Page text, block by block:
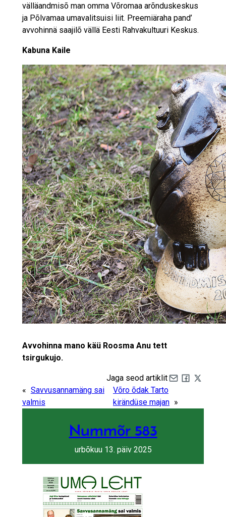
välläandmisõ man omma Võromaa arõnduskeskus
ja Põlvamaa umavalitsuisi liit. Preemiäraha pand’
avvohinnä saajilõ vällä Eesti Rahvakultuuri Keskus.
Kabuna Kaile
Avvohinna mano käü Roosma Anu tett
tsirgukujo.
Jaga seod artiklit
Share by e-mail
« Savvusannamäng sai
valmis
Võro õdak Tarto
kirändüse majan »
Nummõr 583
urbõkuu 13. päiv 2025